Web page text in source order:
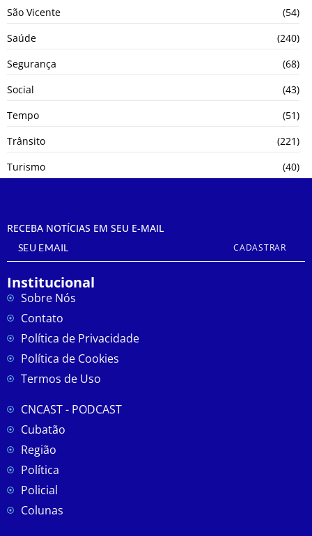
São Vicente
(54)
Saúde
(240)
Segurança
(68)
Social
(43)
Tempo
(51)
Trânsito
(221)
Turismo
(40)
RECEBA NOTÍCIAS EM SEU E-MAIL
CADASTRAR
Institucional
Sobre Nós
Contato
Política de Privacidade
Política de Cookies
Termos de Uso
CNCAST - PODCAST
Cubatão
Região
Política
Policial
Colunas